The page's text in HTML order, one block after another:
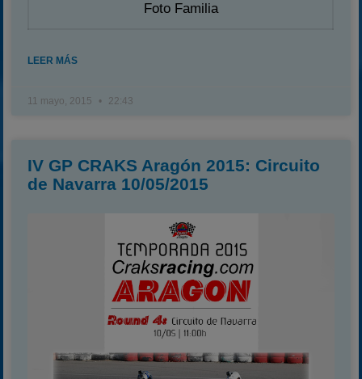
Foto Familia
LEER MÁS
11 mayo, 2015 22:43
IV GP CRAKS Aragón 2015: Circuito
de Navarra 10/05/2015